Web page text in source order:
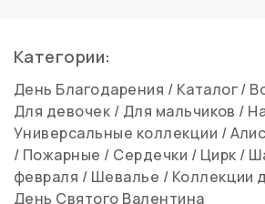
Категории:
День Благодарения / Каталог/
Для девочек / Для мальчиков /
Универсальные коллекции /
/ Пожарные / Сердечки / Цирк /
февраля / Шевалье / Коллекции
День Святого Валентина